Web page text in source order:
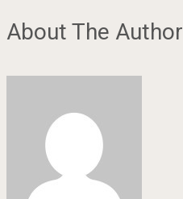
About The Author